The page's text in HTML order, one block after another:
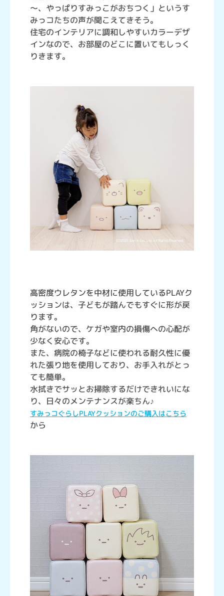
～、やっぱりすみっこがおちつく」というす
みっコたちの声が聞こえてきそう。
住宅のインテリアに調和しやすいカラーデザ
インなので、お部屋のどこに置いてもしっく
りきます。
高密度ウレタンを中材に使用しているPLAYク
ッションは、子どもが踏んでもすぐに形が戻
ります。
角がないので、ケガや室内の損傷への心配が
少なく安心です。
また、病院の椅子などに使われる耐久性に優
れた張り地を使用しており、お手入れがとっ
ても簡単。
水拭きでサッとお掃除するだけできれいにな
り、日々のメンテナンスが楽ちん♪
すみっコぐらしPLAYクッションのご購入はこちら
から